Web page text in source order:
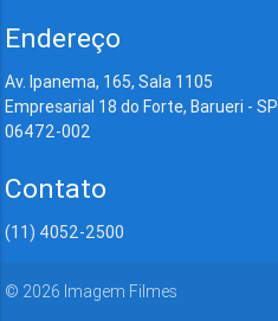
Endereço
Av. Ipanema, 165, Sala 1105
Empresarial 18 do Forte, Barueri - SP
06472-002
Contato
(11) 4052-2500
© 2026 Imagem Filmes